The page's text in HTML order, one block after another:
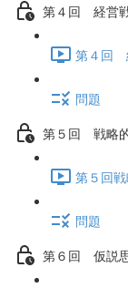
第４回 経営
第４回
問題
第５回 戦略
第５回
問題
第６回 仮説